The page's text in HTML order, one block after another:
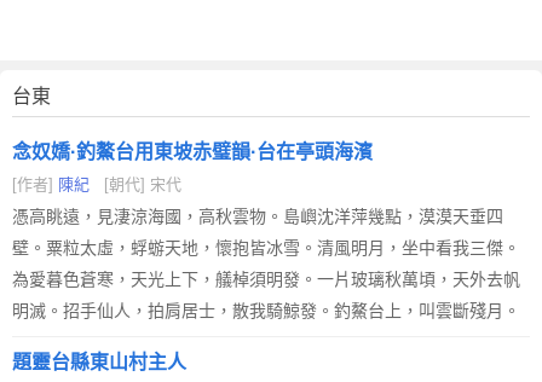
台東
念奴嬌·釣鰲台用東坡赤璧韻·台在亭頭海濱
[作者] 陳紀 [朝代] 宋代
憑高眺遠，見淒涼海國，高秋雲物。島嶼沈洋萍幾點，漠漠天垂四
壁。粟粒太虛，蜉蝣天地，懷抱皆冰雪。清風明月，坐中看我三傑。
為愛暮色蒼寒，天光上下，艤棹須明發。一片玻璃秋萬頃，天外去帆
明滅。招手仙人，拍肩居士，散我騎鯨發。釣鰲台上，叫雲斷殘月。
題靈台縣東山村主人